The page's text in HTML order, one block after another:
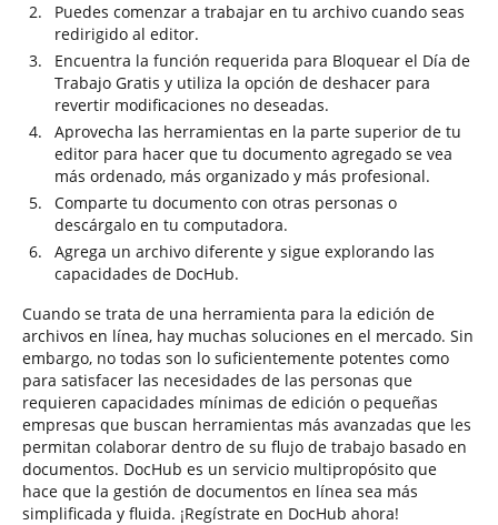
Puedes comenzar a trabajar en tu archivo cuando seas
redirigido al editor.
Encuentra la función requerida para Bloquear el Día de
Trabajo Gratis y utiliza la opción de deshacer para
revertir modificaciones no deseadas.
Aprovecha las herramientas en la parte superior de tu
editor para hacer que tu documento agregado se vea
más ordenado, más organizado y más profesional.
Comparte tu documento con otras personas o
descárgalo en tu computadora.
Agrega un archivo diferente y sigue explorando las
capacidades de DocHub.
Cuando se trata de una herramienta para la edición de
archivos en línea, hay muchas soluciones en el mercado. Sin
embargo, no todas son lo suficientemente potentes como
para satisfacer las necesidades de las personas que
requieren capacidades mínimas de edición o pequeñas
empresas que buscan herramientas más avanzadas que les
permitan colaborar dentro de su flujo de trabajo basado en
documentos. DocHub es un servicio multipropósito que
hace que la gestión de documentos en línea sea más
simplificada y fluida. ¡Regístrate en DocHub ahora!